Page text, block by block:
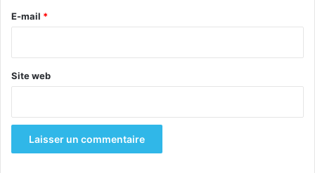
e
E-mail *
Site web